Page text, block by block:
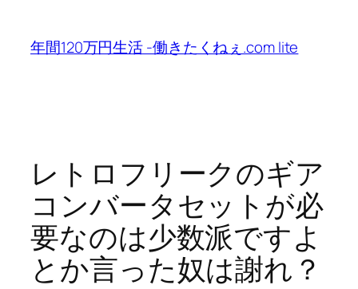
年間120万円生活 -働きたくねぇ.com lite
レトロフリークのギア
コンバータセットが必
要なのは少数派ですよ
とか言った奴は謝れ？